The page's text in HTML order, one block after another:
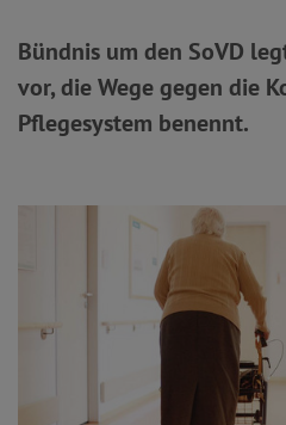
Bündnis um den SoVD
vor, die Wege gegen die
Pflegesystem benennt.